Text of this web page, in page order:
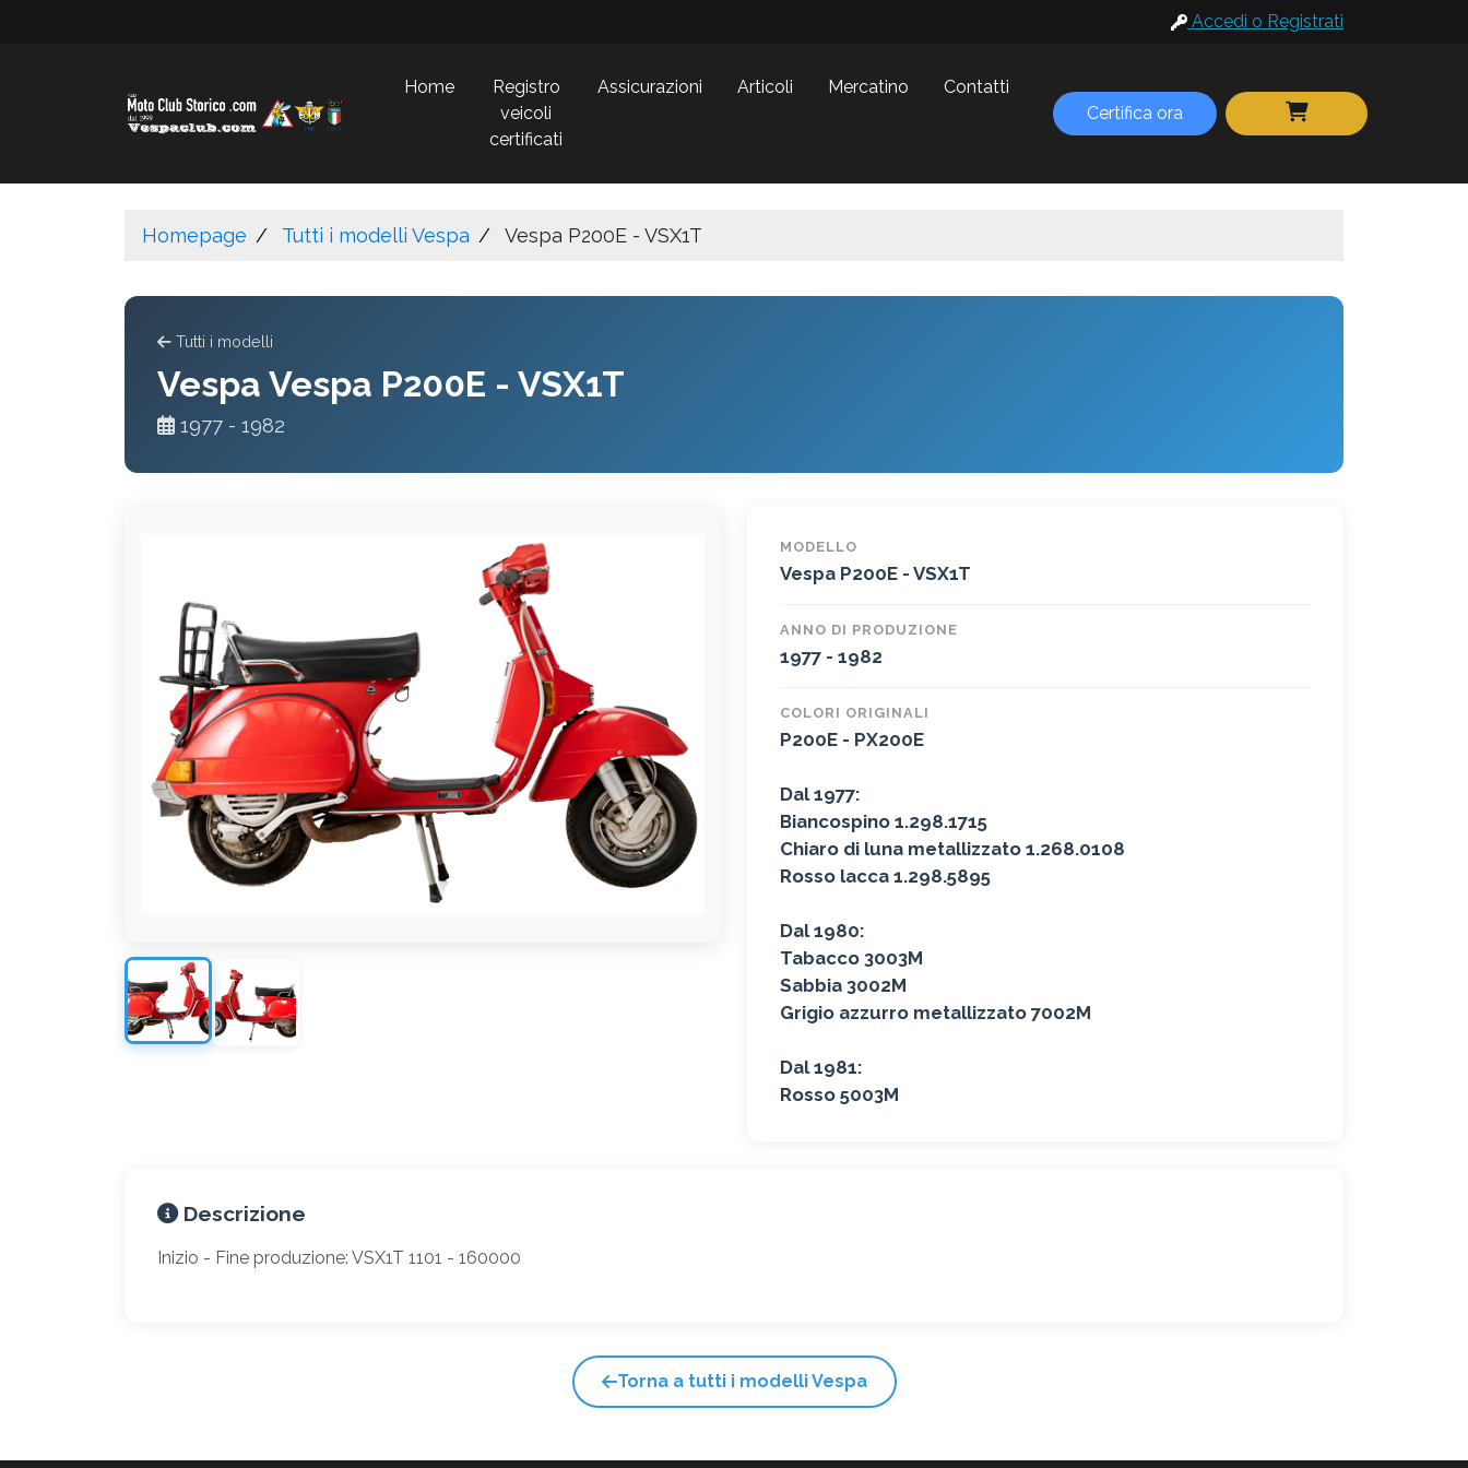
Accedi o Registrati
Home
Registro
veicoli
certificati
Assicurazioni Articoli Mercatino
Contatti
Certifica ora
Homepage Tutti i modelli Vespa Vespa P200E - VSX1T
Tutti i modelli
Vespa Vespa P200E - VSX1T
1977 - 1982
MODELLO
Vespa P200E - VSX1T
ANNO DI PRODUZIONE
1977 - 1982
COLORI ORIGINALI
P200E - PX200E
Dal 1977:
Biancospino 1.298.1715
Chiaro di luna metallizzato 1.268.0108
Rosso lacca 1.298.5895
Dal 1980:
Tabacco 3003M
Sabbia 3002M
Grigio azzurro metallizzato 7002M
Dal 1981:
Rosso 5003M
Descrizione
Inizio - Fine produzione: VSX1T 1101 - 160000
Torna a tutti i modelli Vespa